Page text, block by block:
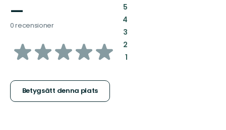
—
0 recensioner
av
stjärnor
Betygsätt denna plats
5:
4:
3:
2:
1: